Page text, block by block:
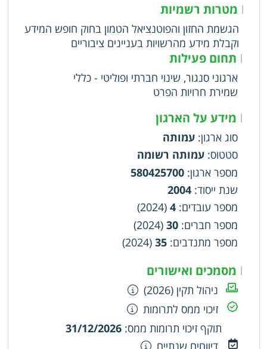
| מטרות רשמיות
הגשמת החזון והפוטנציאל הטמון בחוק חופש המידע
וקבלת מידע מהרשויות בעניינים ציבוריים
| תחום פעילות
ארגוני סנגור, שינוי חברתי ופוליטי - כללי
שמירת חרויות הפרט
| מידע על הארגון
סוג ארגון: עמותה
סטטוס: עמותה רשומה
מספר ארגון:
580425700
שנת ייסוד:
2004
מספר עובדים:
4
(2024)
מספר חברים:
30
(2024)
מספר מתנדבים:
35
(2024)
| מסמכים ואישורים
ניהול תקין (2026)
זיכוי ממס לתרומות
תוקף זיכוי תרומות ממס:
31/12/2026
דיווחים שנתיים